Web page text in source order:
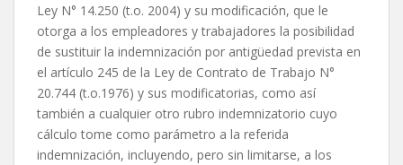
Ley N° 14.250 (t.o. 2004) y su modificación, que le
otorga a los empleadores y trabajadores la posibilidad
de sustituir la indemnización por antigüedad prevista en
el artículo 245 de la Ley de Contrato de Trabajo N°
20.744 (t.o.1976) y sus modificatorias, como así
también a cualquier otro rubro indemnizatorio cuyo
cálculo tome como parámetro a la referida
indemnización, incluyendo, pero sin limitarse, a los